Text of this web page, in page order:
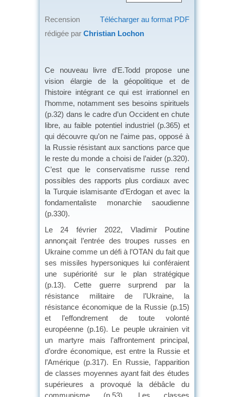
Télécharger au format PDF
Recension
rédigée par Christian Lochon
Ce nouveau livre d’E.Todd propose une
vision élargie de la géopolitique et de
l’histoire intégrant ce qui est irrationnel en
l’homme, notamment ses besoins spirituels
(p.32) dans le cadre d’un Occident en chute
libre, au faible potentiel industriel (p.365) et
qui découvre qu’on ne l’aime pas, opposé à
la Russie résistant aux sanctions parce que
le reste du monde a choisi de l’aider (p.320).
C’est que le conservatisme russe rend
possibles des rapports plus cordiaux avec
la Turquie islamisante d’Erdogan et avec la
fondamentaliste monarchie saoudienne
(p.330).
Le 24 février 2022, Vladimir Poutine
annonçait l’entrée des troupes russes en
Ukraine comme un défi à l’OTAN du fait que
ses missiles hypersoniques lui conféraient
une supériorité sur le plan stratégique
(p.13). Cette guerre surprend par la
résistance militaire de l’Ukraine, la
résistance économique de la Russie (p.15)
et l’effondrement de toute volonté
européenne (p.16). Le peuple ukrainien vit
un martyre mais l’affrontement principal,
d’ordre économique, est entre la Russie et
l’Amérique (p.317). En Russie, l’apparition
de classes moyennes ayant fait des études
supérieures a provoqué la débâcle du
communisme (p.53). Les classes